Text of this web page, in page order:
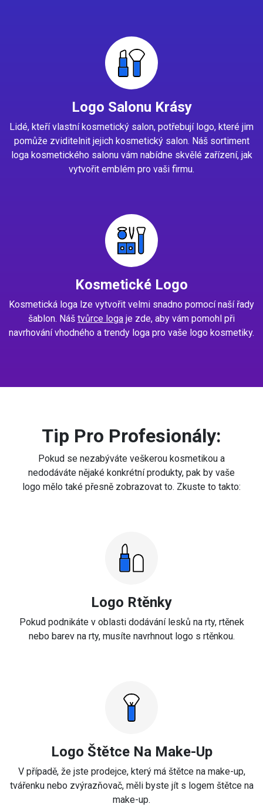
Logo Salonu Krásy
Lidé, kteří vlastní kosmetický salon, potřebují logo, které jim
pomůže zviditelnit jejich kosmetický salon. Náš sortiment
loga kosmetického salonu vám nabídne skvělé zařízení, jak
vytvořit emblém pro vaši firmu.
Kosmetické Logo
Kosmetická loga lze vytvořit velmi snadno pomocí naší řady
šablon. Náš tvůrce loga je zde, aby vám pomohl při
navrhování vhodného a trendy loga pro vaše logo kosmetiky.
Tip Pro Profesionály:
Pokud se nezabýváte veškerou kosmetikou a
nedodáváte nějaké konkrétní produkty, pak by vaše
logo mělo také přesně zobrazovat to. Zkuste to takto:
Logo Rtěnky
Pokud podnikáte v oblasti dodávání lesků na rty, rtěnek
nebo barev na rty, musíte navrhnout logo s rtěnkou.
Logo Štětce Na Make-Up
V případě, že jste prodejce, který má štětce na make-up,
tvářenku nebo zvýrazňovač, měli byste jít s logem štětce na
make-up.